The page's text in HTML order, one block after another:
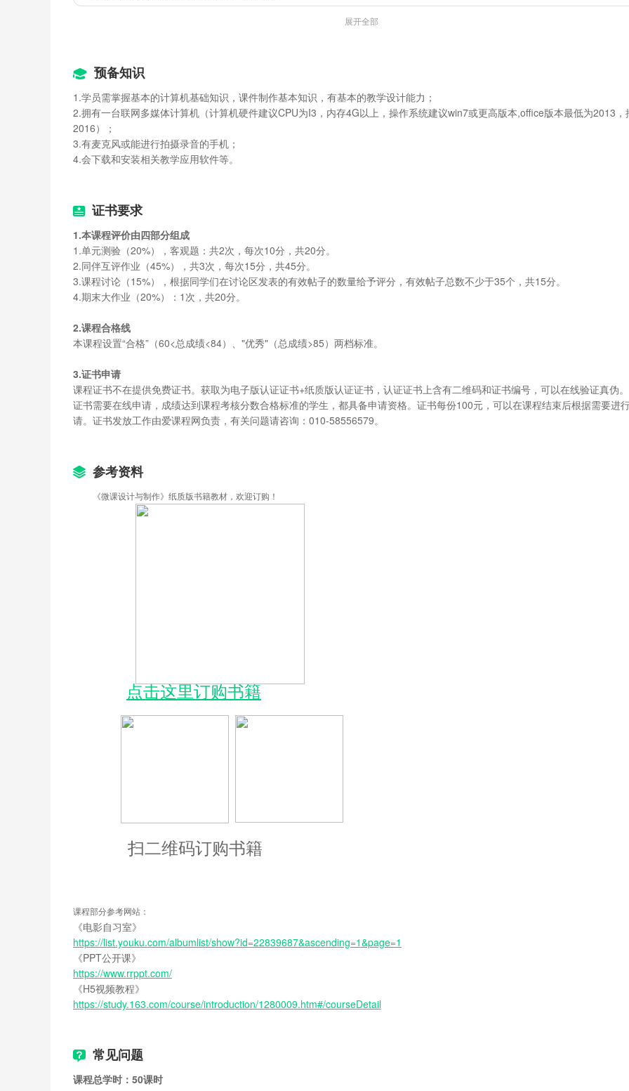
活动1.5 微课设计、创作误区与应用
活动1.6 广西中职教师优秀微课作品展
活动1.7 贵阳市花溪区微课一等奖获奖案例
活动2.2 录屏类微课制作准备
活动2.3 拍摄类微课制作准备
活动2.4 常用工具的介绍
活动2.5 晒晒你的准备
微课选题与设计
活动3.1 微课选题
活动3.3 微课框架搭建与相关脚本编写
活动3.4 企业微课设计案例分享
活动4.2 PPT可视化方法与要素
活动5.2 后期编辑功能介绍
活动5.3 后期制作相关技巧
活动5.4 输出与后期同期声字幕制作
活动5.5 案例制作讲解
创新型微课制作工具(扩展周)
展开全部
预备知识
1.学员需掌握基本的计算机基础知识，课件制作基本知识，有基本的教学设计能力；
2.拥有一台联网多媒体计算机（计算机硬件建议CPU为I3，内存4G以上，操作系统建议win7或更高版本,office版本最低为2013，
2016）；
3.有麦克风或能进行拍摄录音的手机；
4.会下载和安装相关教学应用软件等。
证书要求
1.本课程评价由四部分组成
1.单元测验（20%），客观题：共2次，每次10分，共20分。
2.同伴互评作业（45%），共3次，每次15分，共45分。
3.课程讨论（15%），根据同学们在讨论区发表的有效帖子的数量给予评分，有效帖子总数不少于35个，共15分。
4.期末大作业（20%）：1次，共20分。
2.课程合格线
本课程设置“合格”（60<总成绩<84）、"优秀"（总成绩>85）两档标准。
3.证书申请
课程证书不在提供免费证书。获取为电子版认证证书+纸质版认证证书，认证证书上含有二维码和证书编号，可以在线验证真伪
证书需要在线申请，成绩达到课程考核分数合格标准的学生，都具备申请资格。证书每份100元，可以在课程结束后根据需要进
请。证书发放工作由爱课程网负责，有关问题请咨询：010-58556579。
参考资料
《微课设计与制作》纸质版书籍教材，欢迎订购！
点击这里订购书籍
扫二维码订购书籍
课程部分参考网站：
《电影自习室》
https://list.youku.com/albumlist/show?id=22839687&ascending=1&page=1
《PPT公开课》
https://www.rrppt.com/
《H5视频教程》
https://study.163.com/course/introduction/1280009.htm#/courseDetail
常见问题
课程总学时：50课时